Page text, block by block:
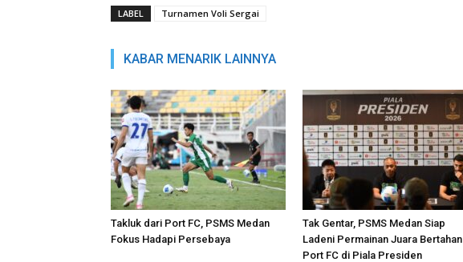
LABEL Turnamen Voli Sergai
KABAR MENARIK LAINNYA
Takluk dari Port FC, PSMS Medan
Fokus Hadapi Persebaya
Tak Gentar, PSMS Medan Siap
Ladeni Permainan Juara Bertahan
Port FC di Piala Presiden